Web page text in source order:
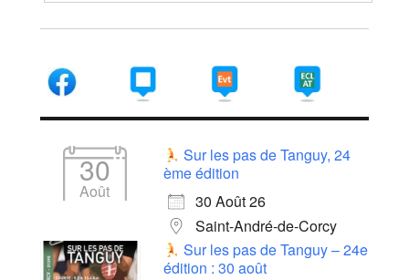
30
Août
Sur les pas de Tanguy, 24
ème édition
30 Août 26
Saint-André-de-Corcy
Sur les pas de Tanguy – 24e
édition : 30 août